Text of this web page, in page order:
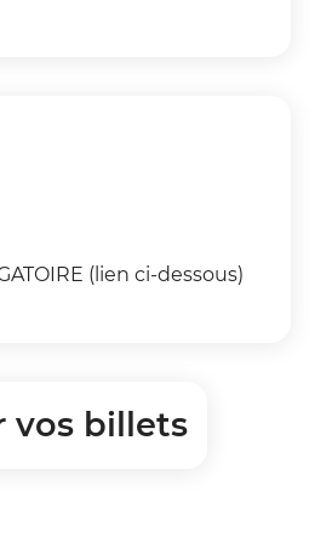
(lien ci-dessous)
vos billets